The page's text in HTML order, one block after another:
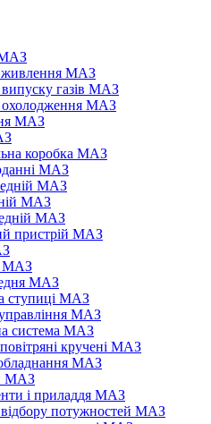
живлення МАЗ
газів МАЗ
охолодження МАЗ
МАЗ
коробка МАЗ
МАЗ
МАЗ
МАЗ
МАЗ
пристрій МАЗ
МАЗ
МАЗ
ступиці МАЗ
МАЗ
система МАЗ
кручені МАЗ
МАЗ
МАЗ
і приладдя МАЗ
потужностей МАЗ